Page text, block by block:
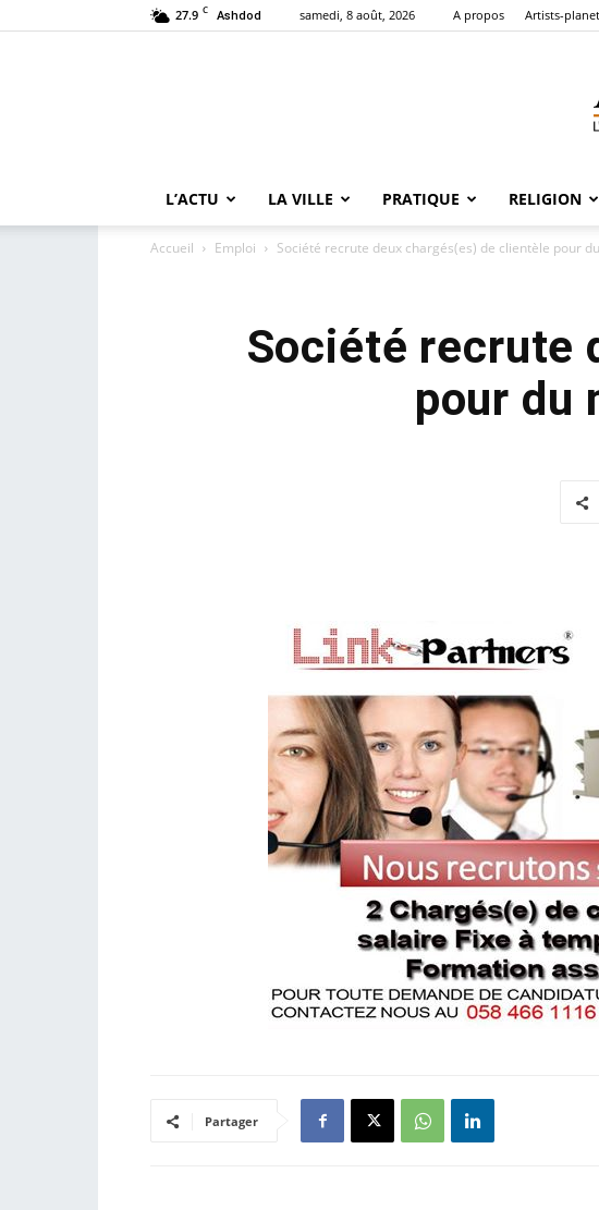
27.9 C Ashdod samedi, 8 août, 2026 A propos Artists-planet
L’ACTU LA VILLE PRATIQUE RELIGION
Accueil Emploi Société recrute deux chargés(es) de clientèle pour
Société recrute
pour du
Partager